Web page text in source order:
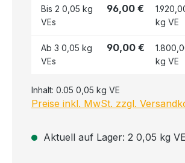
Bis 2 0,05 kg
VEs
96,00 €
kg VE
Ab 3 0,05 kg
VEs
90,00 €
kg VE
Inhalt: 0.05 0,05 kg VE
Preise inkl. MwSt. zzgl.
Aktuell auf Lager: 2 0,05 kg